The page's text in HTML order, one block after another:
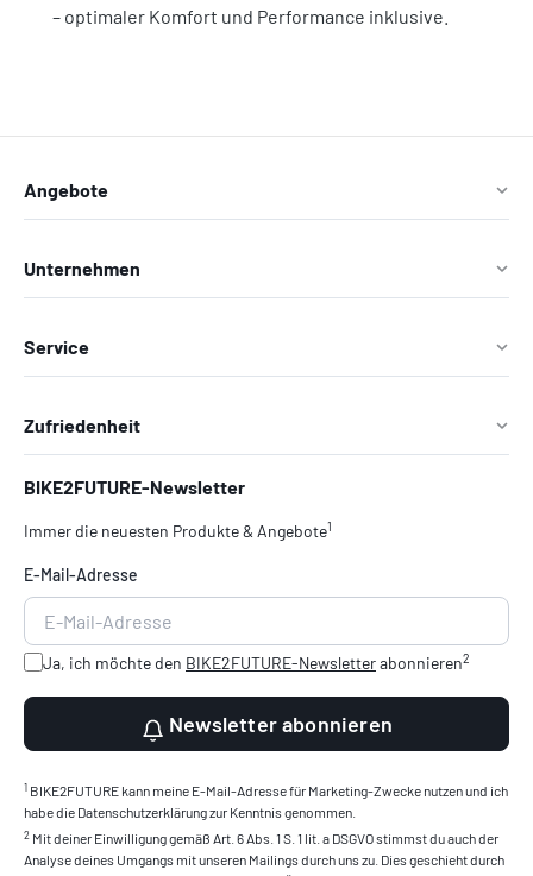
– optimaler Komfort und Performance inklusive.
Angebote
Unternehmen
Service
Zufriedenheit
BIKE2FUTURE-Newsletter
Immer die neuesten Produkte & Angebote1
E-Mail-Adresse
Ja, ich möchte den BIKE2FUTURE-Newsletterabonnieren2
Newsletter abonnieren
1 BIKE2FUTURE kann meine E-Mail-Adresse für Marketing-Zwecke nutzen und ich
habe die Datenschutzerklärung zur Kenntnis genommen.
2 Mit deiner Einwilligung gemäß Art. 6 Abs. 1 S. 1 lit. a DSGVO stimmst du auch der
Analyse deines Umgangs mit unseren Mailings durch uns zu. Dies geschieht durch